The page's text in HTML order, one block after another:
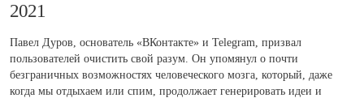
2021
Павел Дуров, основатель «ВКонтакте» и Telegram, призвал
пользователей очистить свой разум. Он упомянул о почти
безграничных возможностях человеческого мозга, который, даже
когда мы отдыхаем или спим, продолжает генерировать идеи и